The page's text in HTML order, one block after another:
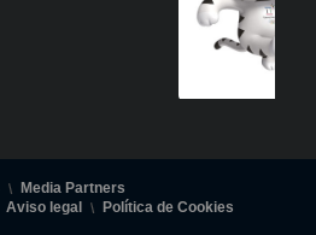
Media Partners
Aviso legal
Política de Cookies